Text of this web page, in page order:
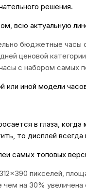
решения.
всю актуальную
бюджетные часы
ценовой
с набором самых
или иной модели
в глаза,
то дисплей всегда
самых топовых
пикселей,
чем на 30%